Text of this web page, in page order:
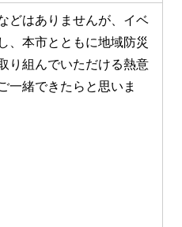
どはありませんが、イベ
、本市とともに地域防災
り組んでいただける熱意
一緒できたらと思いま